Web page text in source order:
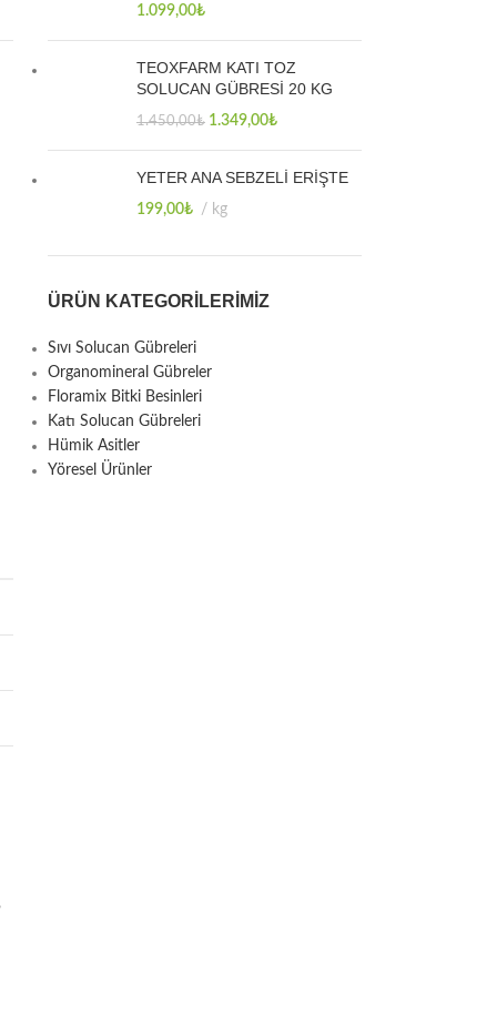
1.099,00₺
TEOXFARM KATI TOZ
SOLUCAN GÜBRESİ 20 KG
1.450,00₺ 1.349,00₺
YETER ANA SEBZELİ ERİŞTE
199,00₺ kg
ÜRÜN KATEGORILERIMIZ
Sıvı Solucan Gübreleri
Organomineral Gübreler
Floramix Bitki Besinleri
Katı Solucan Gübreleri
Hümik Asitler
Yöresel Ürünler